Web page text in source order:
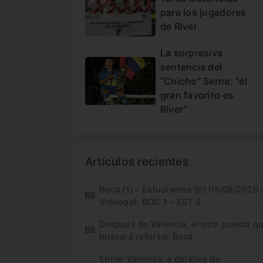
para los jugadores
de River
La sorpresiva
sentencia del
“Chicho” Serna: “el
gran favorito es
River”
Artículos recientes
Boca (1) – Estudiantes (0) 05/08/2026
Videogol: BOC 1 – EST 0
Después de Valencia, el otro puesto
buscará reforzar Boca
Enner Valencia, a detalles de